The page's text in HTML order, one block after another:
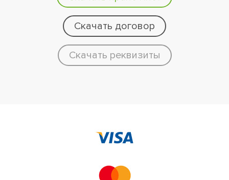
Скачать договор
Скачать реквизиты